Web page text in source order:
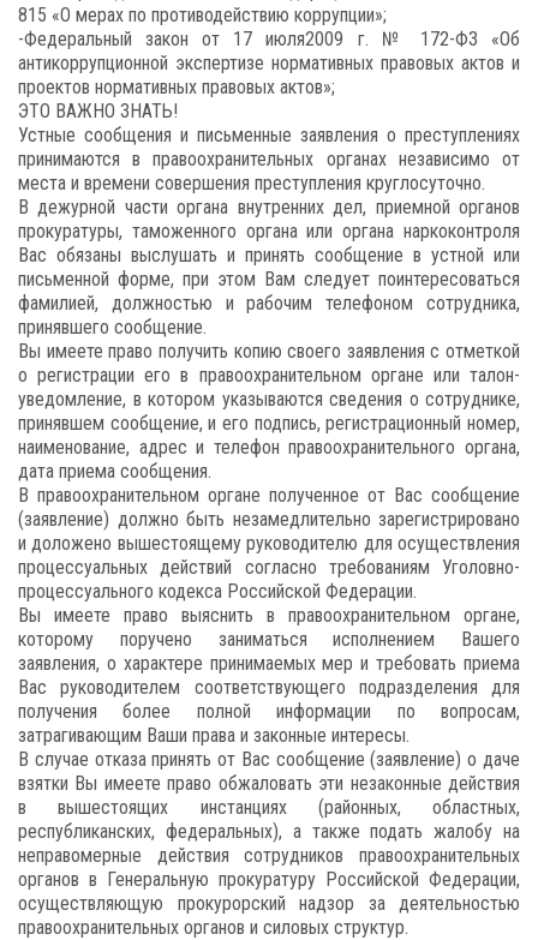
815 «О мерах по противодействию коррупции»;
-Федеральный закон от 17 июля2009 г. № 172-ФЗ «Об
антикоррупционной экспертизе нормативных правовых актов и
проектов нормативных правовых актов»;
ЭТО ВАЖНО ЗНАТЬ!
Устные сообщения и письменные заявления о преступлениях
принимаются в правоохранительных органах независимо от
места и времени совершения преступления круглосуточно.
В дежурной части органа внутренних дел, приемной органов
прокуратуры, таможенного органа или органа наркоконтроля
Вас обязаны выслушать и принять сообщение в устной или
письменной форме, при этом Вам следует поинтересоваться
фамилией, должностью и рабочим телефоном сотрудника,
принявшего сообщение.
Вы имеете право получить копию своего заявления с отметкой
о регистрации его в правоохранительном органе или талон-
уведомление, в котором указываются сведения о сотруднике,
принявшем сообщение, и его подпись, регистрационный номер,
наименование, адрес и телефон правоохранительного органа,
дата приема сообщения.
В правоохранительном органе полученное от Вас сообщение
(заявление) должно быть незамедлительно зарегистрировано
и доложено вышестоящему руководителю для осуществления
процессуальных действий согласно требованиям Уголовно-
процессуального кодекса Российской Федерации.
Вы имеете право выяснить в правоохранительном органе,
которому поручено заниматься исполнением Вашего
заявления, о характере принимаемых мер и требовать приема
Вас руководителем соответствующего подразделения для
получения более полной информации по вопросам,
затрагивающим Ваши права и законные интересы.
В случае отказа принять от Вас сообщение (заявление) о даче
взятки Вы имеете право обжаловать эти незаконные действия
в вышестоящих инстанциях (районных, областных,
республиканских, федеральных), а также подать жалобу на
неправомерные действия сотрудников правоохранительных
органов в Генеральную прокуратуру Российской Федерации,
осуществляющую прокурорский надзор за деятельностью
правоохранительных органов и силовых структур.